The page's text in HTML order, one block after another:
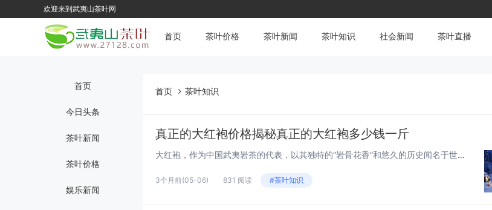
欢迎来到武夷山茶叶网
首页 茶叶价格 茶叶新闻 茶叶知识 社会新闻 茶叶直播
首页
今日头条
茶叶新闻
茶叶价格
娱乐新闻
首页 茶叶知识
真正的大红袍价格揭秘真正的大红袍多少钱一斤
大红袍，作为中国武夷岩茶的代表，以其独特的“岩骨花香”和悠久的历史闻名于世。然而，市场上大红袍的价格参差不齐，从几十元到上万元不等，让人眼花缭乱。那么，真正的大红袍到底多少钱一斤呢？本文将带你揭开大红袍价格的神秘面纱。 大红袍的等级与价格...
3个月前(05-06) 831 阅读 #茶叶知识